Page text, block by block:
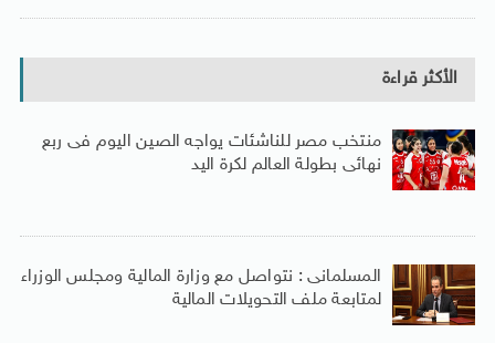
الأكثر قراءة
منتخب مصر للناشئات يواجه الصين اليوم فى ربع
نهائى بطولة العالم لكرة اليد
المسلمانى : نتواصل مع وزارة المالية ومجلس الوزراء
لمتابعة ملف التحويلات المالية